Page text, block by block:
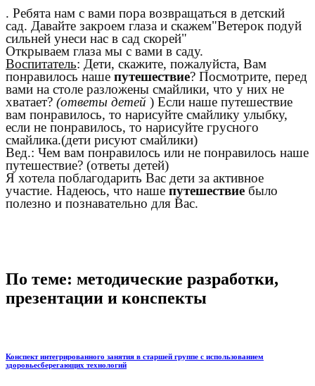
. Ребята нам с вами пора возвращаться в детский
сад. Давайте закроем глаза и скажем"Ветерок подуй
сильней унеси нас в сад скорей"
Открываем глаза мы с вами в саду.
Воспитатель: Дети, скажите, пожалуйста, Вам
понравилось наше путешествие? Посмотрите, перед
вами на столе разложены смайлики, что у них не
хватает? (ответы детей ) Если наше путешествие
вам понравилось, то нарисуйте смайлику улыбку,
если не понравилось, то нарисуйте грусного
смайлика.(дети рисуют смайлики)
Вед.: Чем вам понравилось или не понравилось наше
путешествие? (ответы детей)
Я хотела поблагодарить Вас дети за активное
участие. Надеюсь, что наше путешествие было
полезно и познавательно для Вас.
По теме: методические разработки,
презентации и конспекты
Конспект интегрированного занятия в старшей группе с использованием
здоровьесберегающих технологий